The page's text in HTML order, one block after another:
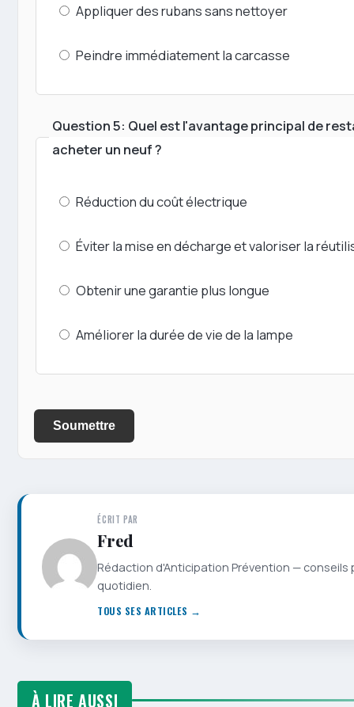
Appliquer des rubans sans nettoyer
Peindre immédiatement la carcasse
Question 5: Quel est l'avantage principal de
acheter un neuf ?
Réduction du coût électrique
Éviter la mise en décharge et valoriser la
Obtenir une garantie plus longue
Améliorer la durée de vie de la lampe
Soumettre
ÉCRIT PAR
Fred
Rédaction d'Anticipation Prévention —
quotidien.
TOUS SES ARTICLES →
À LIRE AUSSI